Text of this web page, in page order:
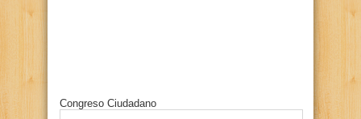
Congreso Ciudadano